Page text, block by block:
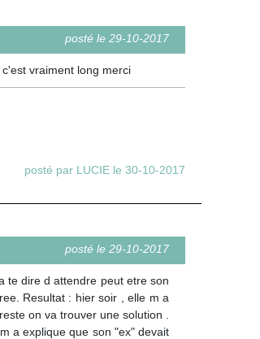
posté le 29-10-2017
vraiment long merci
posté par LUCIE le 30-10-2017
posté le 29-10-2017
te dire d attendre peut etre son
Resultat : hier soir , elle m a
on va trouver une solution .
a explique que son "ex" devait